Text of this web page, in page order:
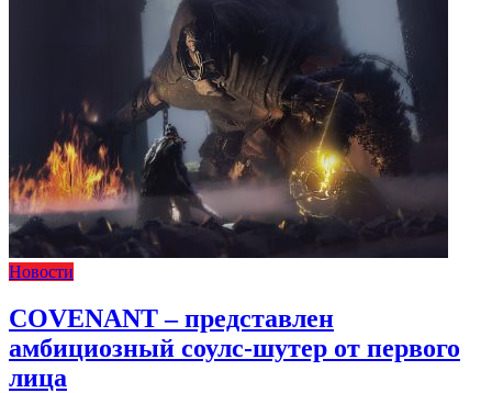
Новости
COVENANT – представлен
амбициозный соулс-шутер от первого
лица